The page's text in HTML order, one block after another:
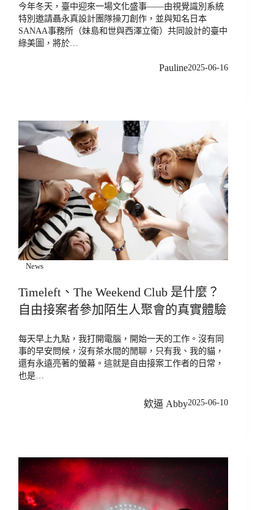
今年冬天，臺中迎來一場文化盛事——由視覺識別系統
特別邀請聶永真設計團隊操刀創作，並與知名日本
SANAA事務所（妹島和世與西澤立衛）共同設計的臺中
綠美圖，將於…
Pauline2025-06-16
News
Timeleft、The Weekend Club 是什麼？
自由接案者參加陌生人聚會的真實體驗
每天早上九點，我打開電腦，開始一天的工作。沒有同
事的早安問候，沒有茶水間的閒聊，只有我、我的貓，
還有永遠亮著的螢幕。這就是自由接案工作者的日常，
也是…
欸逼 Abby2025-06-10